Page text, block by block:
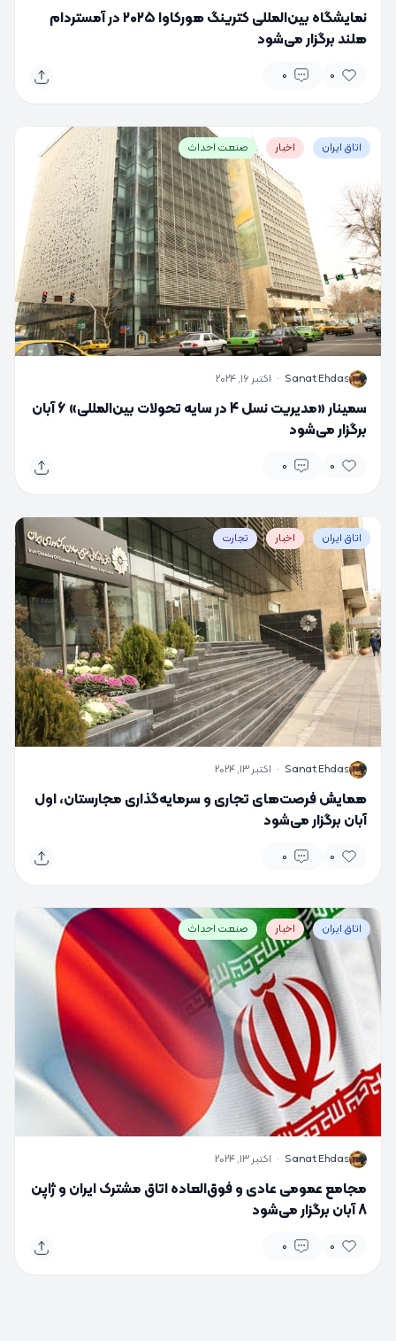
نمایشگاه بین‌المللی کترینگ هورکاوا ۲۰۲۵ در آمستردام
هلند برگزار می‌شود
0
0
اتاق ایران اخبار صنعت احداث
S
Sanat Ehdas
· اکتبر 16, 2024
سمینار «مدیریت نسل 4 در سایه تحولات بین‌المللی» 6 آبان
برگزار می‌شود
0
0
اتاق ایران اخبار تجارت
S
Sanat Ehdas
· اکتبر 13, 2024
همایش فرصت‌های تجاری و سرمایه‌گذاری مجارستان، اول
آبان برگزار می‌شود
0
0
اتاق ایران اخبار صنعت احداث
S
Sanat Ehdas
· اکتبر 13, 2024
مجامع عمومی عادی و فوق‌العاده اتاق مشترک ایران و ژاپن
8 آبان برگزار می‌شود
0
0